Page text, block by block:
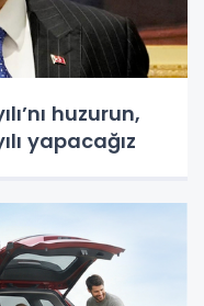
huzurun,
yapacağız